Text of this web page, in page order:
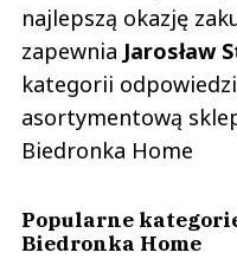
najlepszą okazję
zapewnia Jarosław
kategorii
asortymentową
Biedronka Home
Popularne
Biedronka Home